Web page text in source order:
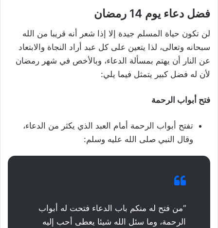
فضل دعاء يوم 14 رمضان
لن تكون حياة المسلم جيدة إلا إذا شعر أنه قريبا من الله
سبحانه وتعالى، لذا يتعين على كل عبد أراد النجاة والابتعاد
عن النار أن يهتم بمسألة الدعاء، وبالأخص في شهر رمضان
لأن له فضل كبير يتمثل فيما يلي:
فتح أبواب الرحمة
تفتح أبواب الرحمة أمام العبد الذي يكثر من الدعاء،
وقال النبي صلى الله عليه وسلم:
“من فتح له منكم باب الدعاء فتحت له أبواب
الرحمة، وما سئل الله شيئا يعطى أحب إليه